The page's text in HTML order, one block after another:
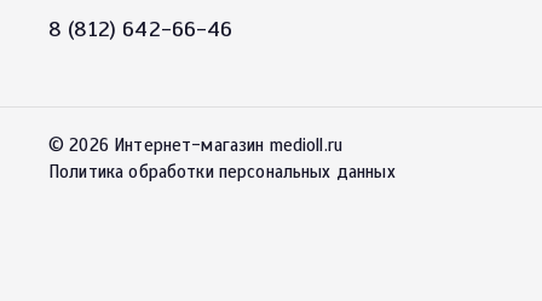
8 (812) 642-66-46
© 2026 Интернет-магазин medioll.ru
Политика обработки персональных данных